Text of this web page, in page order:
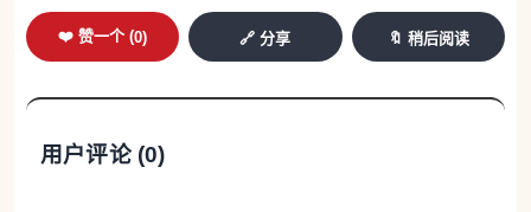
❤️ 赞一个 (0) 🔗 分享 🔖 稍后阅读
用户评论 (0)